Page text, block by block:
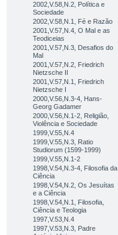
2002,V.58,N.2, Política e
Sociedade
2002,V.58,N.1, Fé e Razão
2001,V.57,N.4, O Mal e as
Teodiceias
2001,V.57,N.3, Desafios do
Mal
2001,V.57,N.2, Friedrich
Nietzsche II
2001,V.57,N.1, Friedrich
Nietzsche I
2000,V.56,N.3-4, Hans-
Georg Gadamer
2000,V.56,N.1-2, Religião,
Violência e Sociedade
1999,V.55,N.4
1999,V.55,N.3, Ratio
Studiorum (1599-1999)
1999,V.55,N.1-2
1998,V.54,N.3-4, Filosofia da
Ciência
1998,V.54,N.2, Os Jesuítas
e a Ciência
1998,V.54,N.1, Filosofia,
Ciência e Teologia
1997,V.53,N.4
1997,V.53,N.3, Padre